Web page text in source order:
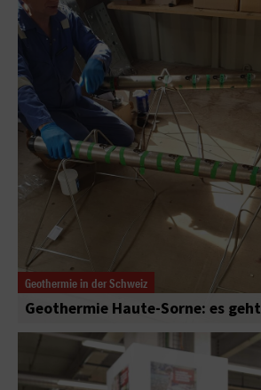
Geothermie in der Schweiz
Geothermie Haute-Sorne: es